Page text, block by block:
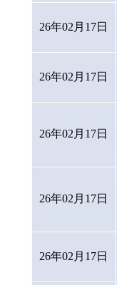
26年02月17日
26年02月17日
26年02月17日
26年02月17日
26年02月17日